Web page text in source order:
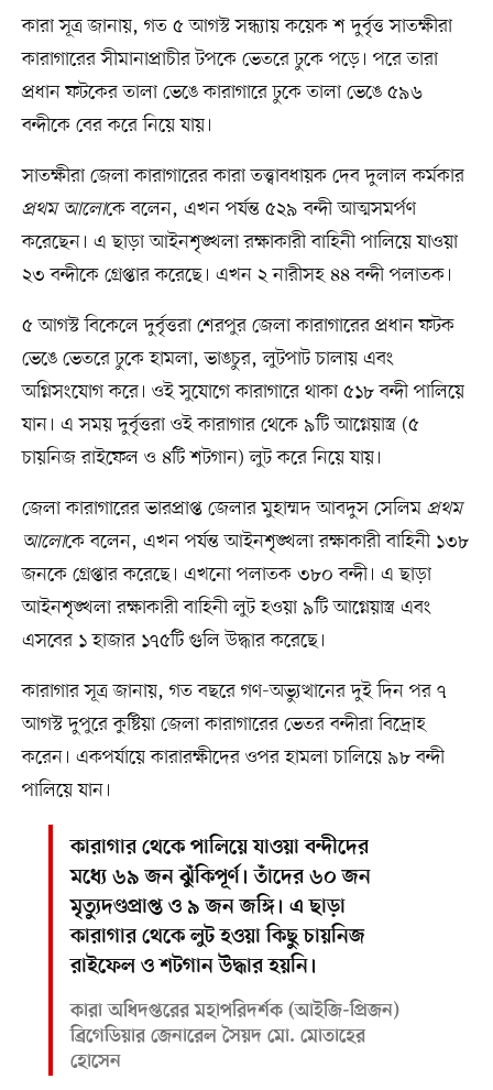
কারা সূত্র জানায়, গত ৫ আগস্ট সন্ধ্যায় কয়েক শ দুর্বৃত্ত সাতক্ষীরা
কারাগারের সীমানাপ্রাচীর টপকে ভেতরে ঢুকে পড়ে। পরে তারা
প্রধান ফটকের তালা ভেঙে কারাগারে ঢুকে তালা ভেঙে ৫৯৬
বন্দীকে বের করে নিয়ে যায়।
সাতক্ষীরা জেলা কারাগারের কারা তত্ত্বাবধায়ক দেব দুলাল কর্মকার
প্রথম আলোকে বলেন, এখন পর্যন্ত ৫২৯ বন্দী আত্মসমর্পণ
করেছেন। এ ছাড়া আইনশৃঙ্খলা রক্ষাকারী বাহিনী পালিয়ে যাওয়া
২৩ বন্দীকে গ্রেপ্তার করেছে। এখন ২ নারীসহ ৪৪ বন্দী পলাতক।
৫ আগস্ট বিকেলে দুর্বৃত্তরা শেরপুর জেলা কারাগারের প্রধান ফটক
ভেঙে ভেতরে ঢুকে হামলা, ভাঙচুর, লুটপাট চালায় এবং
অগ্নিসংযোগ করে। ওই সুযোগে কারাগারে থাকা ৫১৮ বন্দী পালিয়ে
যান। এ সময় দুর্বৃত্তরা ওই কারাগার থেকে ৯টি আগ্নেয়াস্ত্র (৫
চায়নিজ রাইফেল ও ৪টি শটগান) লুট করে নিয়ে যায়।
জেলা কারাগারের ভারপ্রাপ্ত জেলার মুহাম্মদ আবদুস সেলিম প্রথম
আলোকে বলেন, এখন পর্যন্ত আইনশৃঙ্খলা রক্ষাকারী বাহিনী ১৩৮
জনকে গ্রেপ্তার করেছে। এখনো পলাতক ৩৮০ বন্দী। এ ছাড়া
আইনশৃঙ্খলা রক্ষাকারী বাহিনী লুট হওয়া ৯টি আগ্নেয়াস্ত্র এবং
এসবের ১ হাজার ১৭৫টি গুলি উদ্ধার করেছে।
কারাগার সূত্র জানায়, গত বছরে গণ-অভ্যুত্থানের দুই দিন পর ৭
আগস্ট দুপুরে কুষ্টিয়া জেলা কারাগারের ভেতর বন্দীরা বিদ্রোহ
করেন। একপর্যায়ে কারারক্ষীদের ওপর হামলা চালিয়ে ৯৮ বন্দী
পালিয়ে যান।
কারাগার থেকে পালিয়ে যাওয়া বন্দীদের
মধ্যে ৬৯ জন ঝুঁকিপূর্ণ। তাঁদের ৬০ জন
মৃত্যুদণ্ডপ্রাপ্ত ও ৯ জন জঙ্গি। এ ছাড়া
কারাগার থেকে লুট হওয়া কিছু চায়নিজ
রাইফেল ও শটগান উদ্ধার হয়নি।
কারা অধিদপ্তরের মহাপরিদর্শক (আইজি-প্রিজন)
ব্রিগেডিয়ার জেনারেল সৈয়দ মো. মোতাহের
হোসেন